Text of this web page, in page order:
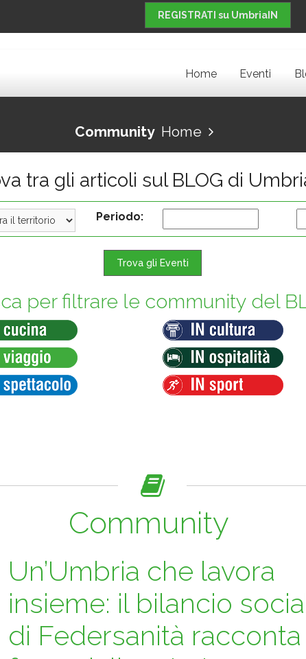
REGISTRATI su UmbriaIN
Home Eventi
Community Home
tra gli articoli sul BLOG di
Periodo:
Trova gli Eventi
per filtrare le community del
Community
Un’Umbria che lavora
insieme: il bilancio
di Federsanità racconta